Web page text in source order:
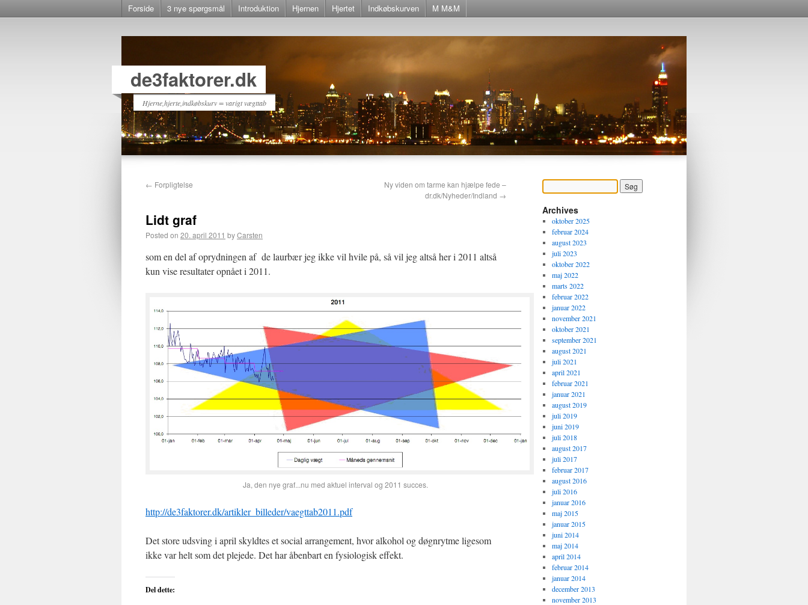
Forside 3 nye spørgsmål Introduktion Hjernen Hjertet Indkøbskurven M M&M
de3faktorer.dk
Hjerne,hjerte,indkøbskurv = varigt vægttab
← Forpligtelse
Ny viden om tarme kan hjælpe fede –
dr.dk/Nyheder/Indland →
Lidt graf
Posted on 20. april 2011 byCarsten
som en del af oprydningen af de laurbær jeg ikke vil hvile på, så vil jeg altså her i 2011 altså
kun vise resultater opnået i 2011.
Ja, den nye graf...nu med aktuel interval og 2011 succes.
http://de3faktorer.dk/artikler_billeder/vaegttab2011.pdf
Det store udsving i april skyldtes et social arrangement, hvor alkohol og døgnrytme ligesom
ikke var helt som det plejede. Det har åbenbart en fysiologisk effekt.
Del dette:
Archives
oktober 2025
februar 2024
august 2023
juli 2023
oktober 2022
maj 2022
marts 2022
februar 2022
januar 2022
november 2021
oktober 2021
september 2021
august 2021
juli 2021
april 2021
februar 2021
januar 2021
august 2019
juli 2019
juni 2019
juli 2018
august 2017
juli 2017
februar 2017
august 2016
juli 2016
januar 2016
maj 2015
januar 2015
juni 2014
maj 2014
april 2014
februar 2014
januar 2014
december 2013
november 2013